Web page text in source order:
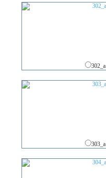
302_a
303_a